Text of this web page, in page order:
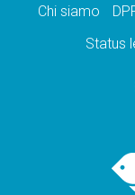
Chi siamo
Status